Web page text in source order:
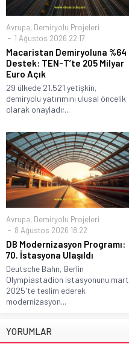
Avrupa, Demiryolu Projeleri
1 Ağustos 2026 22:17
Macaristan Demiryoluna %64
Destek: TEN-T’te 205 Milyar
Euro Açık
29 ülkede 21.521 yetişkin,
demiryolu yatırımını ulusal öncelik
olarak onayladı;...
Avrupa, Demiryolu Projeleri
8 Ağustos 2026 18:22
DB Modernizasyon Programı:
70. İstasyona Ulaşıldı
Deutsche Bahn, Berlin
Olympiastadion istasyonunu mart
2025'te teslim ederek
modernizasyon...
YORUMLAR